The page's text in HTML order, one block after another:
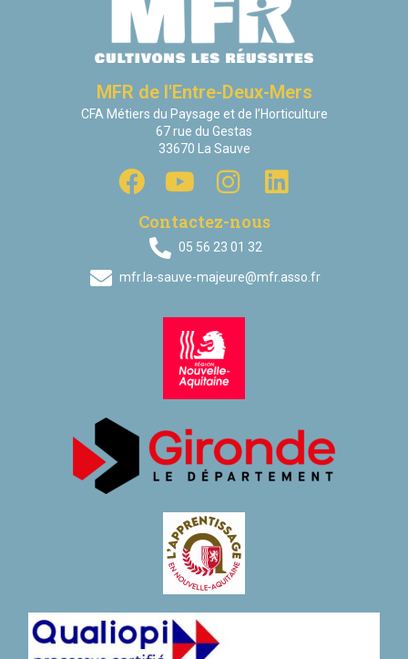
MFR de l'Entre-Deux-Mers
CFA Métiers du Paysage et de l’Horticulture
67 rue du Gestas
33670 La Sauve
Contactez-nous
05 56 23 01 32
mfr.la-sauve-majeure@mfr.asso.fr